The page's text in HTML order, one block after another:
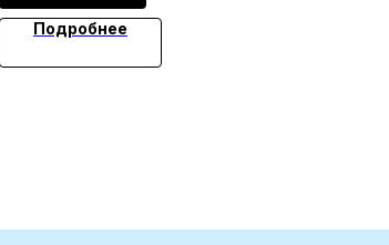
Подробнее